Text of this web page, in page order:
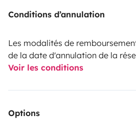
Conditions d’annulation
Les modalités de
de la date d'annulation de la
Voir les conditions
Options